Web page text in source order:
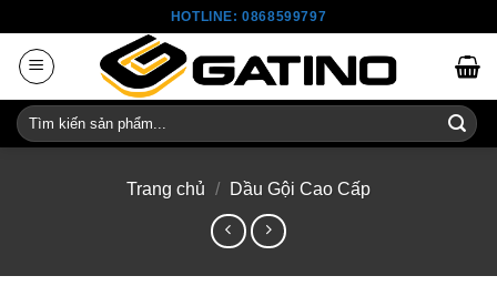
content
HOTLINE: 0868599797
Tìm
kiếm:
Trang chủ / Dầu Gội Cao Cấp